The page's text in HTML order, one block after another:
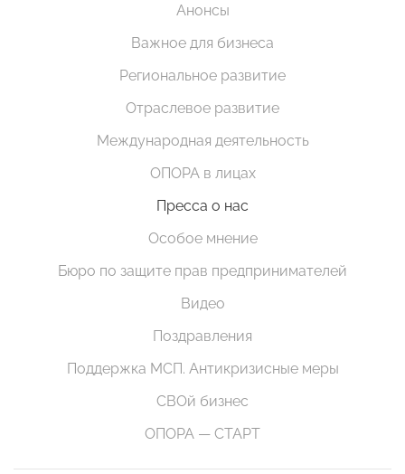
Анонсы
Важное для бизнеса
Региональное развитие
Отраслевое развитие
Международная деятельность
ОПОРА в лицах
Пресса о нас
Особое мнение
Бюро по защите прав предпринимателей
Видео
Поздравления
Поддержка МСП. Антикризисные меры
СВОй бизнес
ОПОРА — СТАРТ